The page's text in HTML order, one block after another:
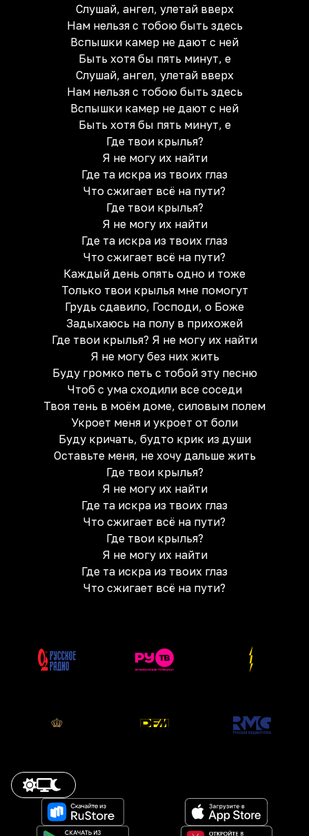
Слушай, ангел, улетай вверх
Нам нельзя с тобою быть здесь
Вспышки камер не дают с ней
Быть хотя бы пять минут, е
Слушай, ангел, улетай вверх
Нам нельзя с тобою быть здесь
Вспышки камер не дают с ней
Быть хотя бы пять минут, е
Где твои крылья?
Я не могу их найти
Где та искра из твоих глаз
Что сжигает всё на пути?
Где твои крылья?
Я не могу их найти
Где та искра из твоих глаз
Что сжигает всё на пути?
Каждый день опять одно и тоже
Только твои крылья мне помогут
Грудь сдавило, Господи, о Боже
Задыхаюсь на полу в прихожей
Где твои крылья? Я не могу их найти
Я не могу без них жить
Буду громко петь с тобой эту песню
Чтоб с ума сходили все соседи
Твоя тень в моём доме, силовым полем
Укроет меня и укроет от боли
Буду кричать, будто крик из души
Оставьте меня, не хочу дальше жить
Где твои крылья?
Я не могу их найти
Где та искра из твоих глаз
Что сжигает всё на пути?
Где твои крылья?
Я не могу их найти
Где та искра из твоих глаз
Что сжигает всё на пути?